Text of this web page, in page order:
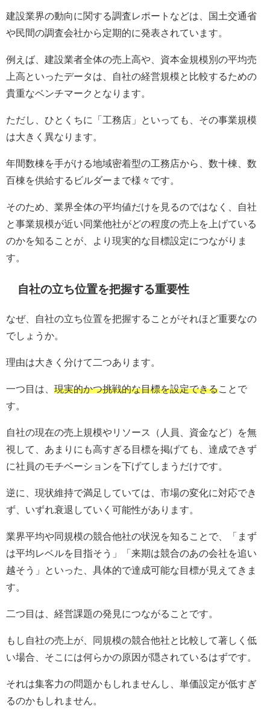
建設業界の動向に関する調査レポートなどは、国土交通省
や民間の調査会社から定期的に発表されています。
例えば、建設業者全体の売上高や、資本金規模別の平均売
上高といったデータは、自社の経営規模と比較するための
貴重なベンチマークとなります。
ただし、ひとくちに「工務店」といっても、その事業規模
は大きく異なります。
年間数棟を手がける地域密着型の工務店から、数十棟、数
百棟を供給するビルダーまで様々です。
そのため、業界全体の平均値だけを見るのではなく、自社
と事業規模が近い同業他社がどの程度の売上を上げている
のかを知ることが、より現実的な目標設定につながりま
す。
自社の立ち位置を把握する重要性
なぜ、自社の立ち位置を把握することがそれほど重要なの
でしょうか。
理由は大きく分けて二つあります。
一つ目は、 現実的かつ挑戦的な目標を設定できる ことで
す。
自社の現在の売上規模やリソース（人員、資金など）を無
視して、あまりにも高すぎる目標を掲げても、達成できず
に社員のモチベーションを下げてしまうだけです。
逆に、現状維持で満足していては、市場の変化に対応でき
ず、いずれ衰退していく可能性があります。
業界平均や同規模の競合他社の状況を知ることで、「まず
は平均レベルを目指そう」「来期は競合のあの会社を追い
越そう」といった、具体的で達成可能な目標が見えてきま
す。
二つ目は、経営課題の発見につながることです。
もし自社の売上が、同規模の競合他社と比較して著しく低
い場合、そこには何らかの原因が隠されているはずです。
それは集客力の問題かもしれませんし、単価設定が低すぎ
るのかもしれません。